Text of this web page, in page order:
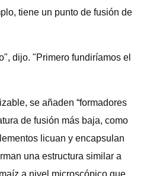
tiene un punto de fusión de
dijo. "Primero fundiríamos el
se añaden “formadores
de fusión más baja, como
licuan y encapsulan
una estructura similar a
a nivel microscópico que